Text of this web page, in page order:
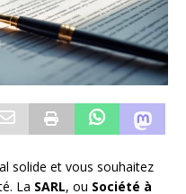
solide et vous souhaitez
La SARL, ou Société à